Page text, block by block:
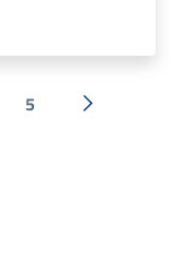
5 Successiva